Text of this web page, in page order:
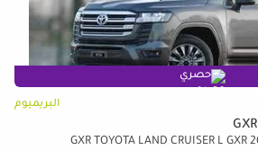
حصري
البريميوم